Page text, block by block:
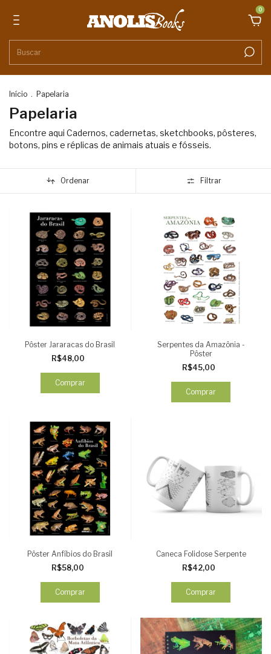
0
Início . Papelaria
Papelaria
Encontre aqui Cadernos, cadernetas, sketchbooks, pôsteres,
botons, pins e réplicas de animais atuais e fósseis.
Ordenar Filtrar
Pôster Jararacas do Brasil
R$48,00
Comprar
Serpentes da Amazônia -
Pôster
R$45,00
Comprar
Pôster Anfíbios do Brasil
R$58,00
Comprar
Caneca Folidose Serpente
R$42,00
Comprar